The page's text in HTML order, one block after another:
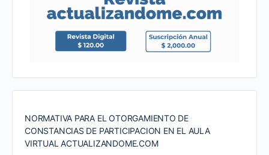
NORMATIVA PARA EL OTORGAMIENTO DE
CONSTANCIAS DE PARTICIPACION EN EL AULA
VIRTUAL ACTUALIZANDOME.COM